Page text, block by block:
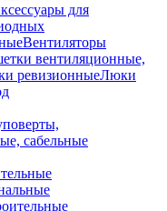
для
Вентиляторы
вентиляционные,
ревизионныеЛюки
сабельные